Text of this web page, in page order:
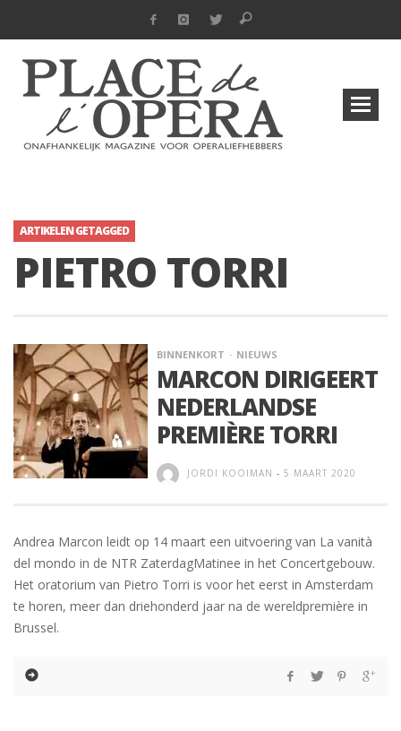
ARTIKELEN GETAGGED
PIETRO TORRI
BINNENKORT NIEUWS
MARCON DIRIGEERT
NEDERLANDSE
PREMIÈRE TORRI
JORDI KOOIMAN - 5 MAART 2020
Andrea Marcon leidt op 14 maart een uitvoering van La vanità
del mondo in de NTR ZaterdagMatinee in het Concertgebouw.
Het oratorium van Pietro Torri is voor het eerst in Amsterdam
te horen, meer dan driehonderd jaar na de wereldpremière in
Brussel.